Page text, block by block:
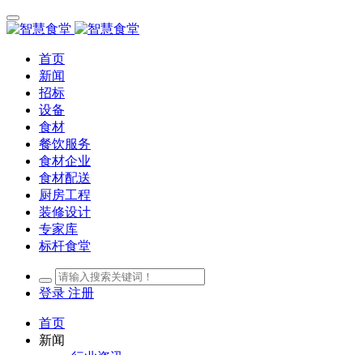
首页
新闻
招标
设备
食材
餐饮服务
食材企业
食材配送
厨房工程
装修设计
专家库
标杆食堂
登录 注册
首页
新闻